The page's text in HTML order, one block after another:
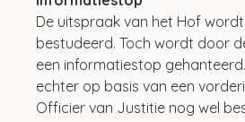
De uitspraak van het Hof
bestudeerd. Toch wordt door
een informatiestop
echter op basis van een
Officier van Justitie nog wel